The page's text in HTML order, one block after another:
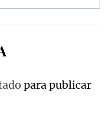
para publicar